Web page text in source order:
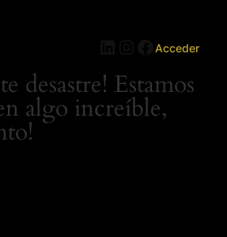
LinkedIn
Instagram
Facebook
Acceder
desastre! Estamos
algo increíble,